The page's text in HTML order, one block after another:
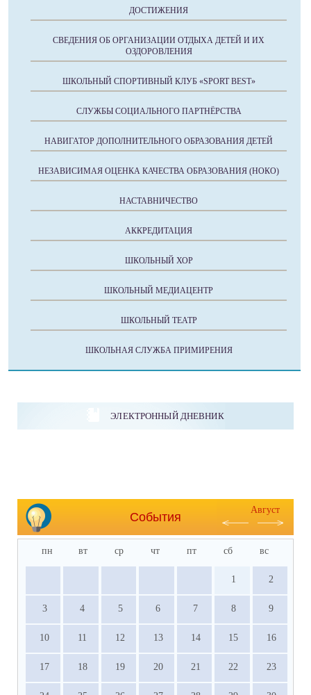
ДОСТИЖЕНИЯ
СВЕДЕНИЯ ОБ ОРГАНИЗАЦИИ ОТДЫХА ДЕТЕЙ И ИХ
ОЗДОРОВЛЕНИЯ
ШКОЛЬНЫЙ СПОРТИВНЫЙ КЛУБ «SPORT BEST»
СЛУЖБЫ СОЦИАЛЬНОГО ПАРТНЁРСТВА
НАВИГАТОР ДОПОЛНИТЕЛЬНОГО ОБРАЗОВАНИЯ ДЕТЕЙ
НЕЗАВИСИМАЯ ОЦЕНКА КАЧЕСТВА ОБРАЗОВАНИЯ (НОКО)
НАСТАВНИЧЕСТВО
АККРЕДИТАЦИЯ
ШКОЛЬНЫЙ ХОР
ШКОЛЬНЫЙ МЕДИАЦЕНТР
ШКОЛЬНЫЙ ТЕАТР
ШКОЛЬНАЯ СЛУЖБА ПРИМИРЕНИЯ
ЭЛЕКТРОННЫЙ ДНЕВНИК
События
Август
пн вт ср чт пт сб вс
1 2
3 4 5 6 7 8 9
10 11 12 13 14 15 16
17 18 19 20 21 22 23